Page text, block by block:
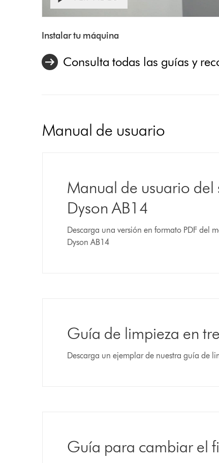
Transcript
Abrir
transcripción
vídeo
Instalar tu máquina
Consulta todas las guías y
Manual de usuario
Manual de usuario
Dyson AB14
Descarga una versión en formato PDF del
Dyson AB14
Guía de limpieza en
Descarga un ejemplar de nuestra guía de
Guía para cambiar el